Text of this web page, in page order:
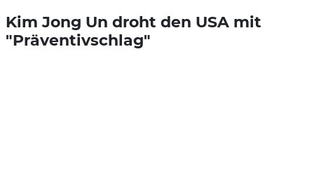
Kim Jong Un droht den USA mit
"Präventivschlag"